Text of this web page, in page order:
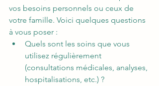
vos besoins personnels ou ceux de
votre famille. Voici quelques questions
à vous poser :
Quels sont les soins que vous
utilisez régulièrement
(consultations médicales, analyses,
hospitalisations, etc.) ?